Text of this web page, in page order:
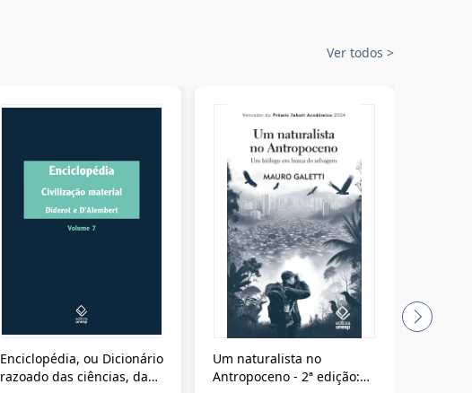
Ver todos >
Enciclopédia, ou Dicionário
razoado das ciências, das
Um naturalista no
Antropoceno - 2ª edição: